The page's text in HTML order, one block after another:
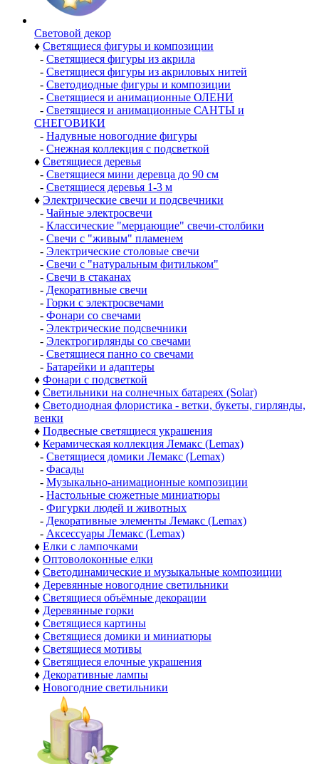
Световой декор
♦ Светящиеся фигуры и композиции
- Светящиеся фигуры из акрила
- Светящиеся фигуры из акриловых нитей
- Светодиодные фигуры и композиции
- Светящиеся и анимационные ОЛЕНИ
- Светящиеся и анимационные САНТЫ и
СНЕГОВИКИ
- Надувные новогодние фигуры
- Снежная коллекция с подсветкой
♦ Светящиеся деревья
- Светящиеся мини деревца до 90 см
- Светящиеся деревья 1-3 м
♦ Электрические свечи и подсвечники
- Чайные электросвечи
- Классические "мерцающие" свечи-столбики
- Свечи с "живым" пламенем
- Электрические столовые свечи
- Свечи с "натуральным фитильком"
- Свечи в стаканах
- Декоративные свечи
- Горки с электросвечами
- Фонари со свечами
- Электрические подсвечники
- Электрогирлянды со свечами
- Светящиеся панно со свечами
- Батарейки и адаптеры
♦ Фонари с подсветкой
♦ Светильники на солнечных батареях (Solar)
♦ Светодиодная флористика - ветки, букеты, гирлянды,
венки
♦ Подвесные светящиеся украшения
♦ Керамическая коллекция Лемакс (Lemax)
- Светящиеся домики Лемакс (Lemax)
- Фасады
- Музыкально-анимационные композиции
- Настольные сюжетные миниатюры
- Фигурки людей и животных
- Декоративные элементы Лемакс (Lemax)
- Аксессуары Лемакс (Lemax)
♦ Елки с лампочками
♦ Оптоволоконные елки
♦ Светодинамические и музыкальные композиции
♦ Деревянные новогодние светильники
♦ Светящиеся объёмные декорации
♦ Деревянные горки
♦ Светящиеся картины
♦ Светящиеся домики и миниатюры
♦ Светящиеся мотивы
♦ Светящиеся елочные украшения
♦ Декоративные лампы
♦ Новогодние светильники